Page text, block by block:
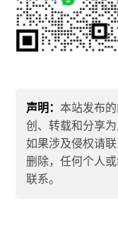
声明：本站发布
创、转载和分享
如果涉及侵权请
删除，任何个人
联系。